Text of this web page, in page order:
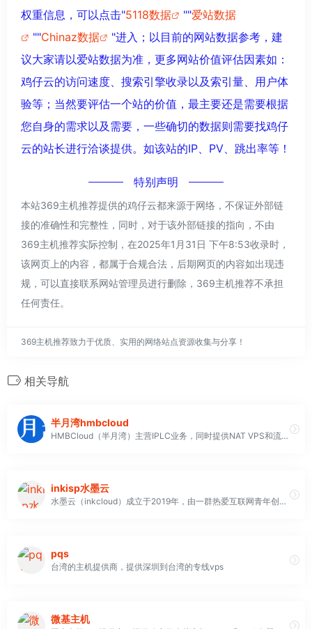
权重信息，可以点击"5118数据 ""爱站数据
""Chinaz数据
"进入；以目前的网站数据参考，建
议大家请以爱站数据为准，更多网站价值评估因素如：
鸡仔云的访问速度、搜索引擎收录以及索引量、用户体
验等；当然要评估一个站的价值，最主要还是需要根据
您自身的需求以及需要，一些确切的数据则需要找鸡仔
云的站长进行洽谈提供。如该站的IP、PV、跳出率等！
特别声明
本站369主机推荐提供的鸡仔云都来源于网络，不保证外部链
接的准确性和完整性，同时，对于该外部链接的指向，不由
369主机推荐实际控制，在2025年1月31日 下午8:53收录时，
该网页上的内容，都属于合规合法，后期网页的内容如出现违
规，可以直接联系网站管理员进行删除，369主机推荐不承担
任何责任。
369主机推荐致力于优质、实用的网络站点资源收集与分享！
相关导航
半月湾hmbcloud
HMBCloud（半月湾）主营IPLC业务，同时提供NAT VPS和流量转发业务，并且选择很多，常见的深港IPLC、广港IPLC、韩国IPLC、沪日IPLC，国外落地节点还有新加坡、印度、俄罗斯、德国、中国台湾等等
inkisp水墨云
水墨云（inkcloud）成立于2019年，由一群热爱互联网青年创立。经过快四年的发展，我们一直秉承质优价廉、物超所值的经营理念，让高端产品线路也能够轻松使用
pqs
台湾的主机提供商，提供深圳到台湾的专线vps
微基主机